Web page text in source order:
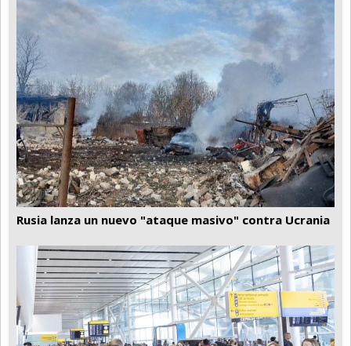
Rusia lanza un nuevo "ataque masivo" contra Ucrania